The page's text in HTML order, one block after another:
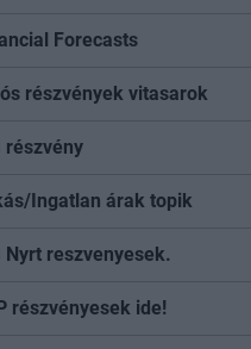
Forecasts
részvények vitasarok
részvény
Ingatlan árak topik
Nyrt reszvenyesek.
részvényesek ide!